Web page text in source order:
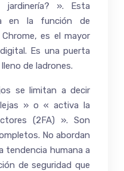
». Esta
en la función de
es el mayor
Es una puerta
de ladrones.
se limitan a decir
» o « activa la
(2FA) ». Son
No abordan
tendencia humana a
de seguridad que